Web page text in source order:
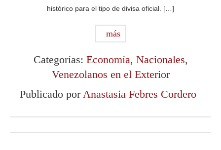
histórico para el tipo de divisa oficial. […]
más
Categorías: Economía, Nacionales,
Venezolanos en el Exterior
Publicado por Anastasia Febres Cordero